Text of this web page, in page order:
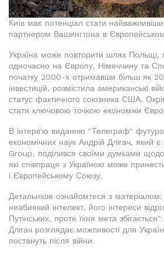
Київ має потенціал стати
партнером Вашингтона в
Україна може повторити шлях Польщі,
одночасно на Європу, Німеччину та
початку 2000-х отримавши більш як
інвестицій, розмістила американські
статус фактичного союзника США.
стати ключовою точкою економіки
В інтерв'ю виданню "Телеграф"
економічних наук Андрій Длігач, який
Group, поділився своїми думками
які співпраця з Україною може
і Європейському Союзу.
Детальніше ознайомтеся з
неабиякий інтелект, його інтереси
Путінських, проте їхня мета
Длігач розглядає можливості для
постануть після війни.